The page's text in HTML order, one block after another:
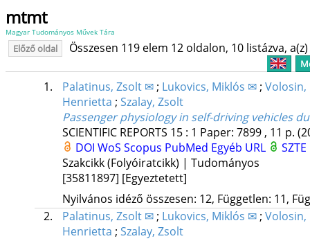
mtmt
Magyar Tudományos Művek Tára
Előző oldal Összesen 119 elem 12 oldalon, 10 listázva,
1. Palatinus, Zsolt ✉; Lukovics, Miklós ✉;
Henrietta ; Szalay, Zsolt
Passenger physiology in self-driving vehicles
SCIENTIFIC REPORTS 15: 1 Paper: 7899 , 11 p.
DOI WoS Scopus PubMed Egyéb URL
Szakcikk (Folyóiratcikk) | Tudományos
[35811897] [Egyeztetett]
Nyilvános idéző összesen: 12, Független: 11,
2.
Palatinus, Zsolt ✉; Lukovics, Miklós ✉;
Henrietta ; Szalay, Zsolt